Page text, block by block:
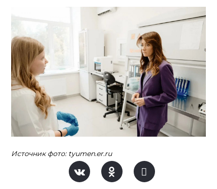
Источник фото: tyumen.er.ru